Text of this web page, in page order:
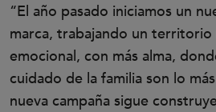
“El año pasado iniciamos un
marca, trabajando un territorio
emocional, con más alma,
cuidado de la familia son lo
nueva campaña sigue